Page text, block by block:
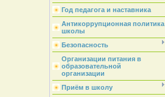
Год педагога и наставника
Антикоррупционная политика
школы
Безопасность
Организации питания в
образовательной
организации
Приём в школу